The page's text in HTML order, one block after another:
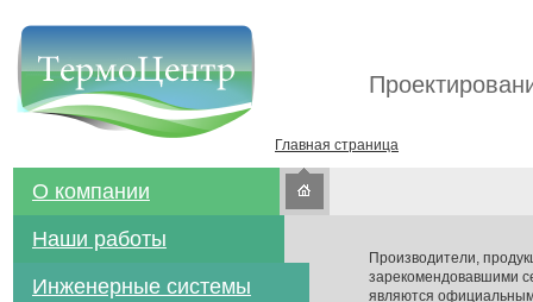
Главная страница
О компании
Наши работы
Инженерные системы
Производители,
зарекомендовавшими
являются